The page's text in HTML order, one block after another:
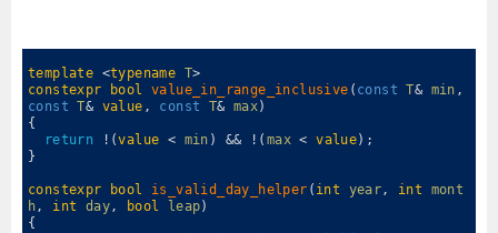
template <typename T>
constexpr
bool value_in_range_inclusive ( const T& min ,
const
T& value , const T& max)
{
return
! (value < min ) && ! ( max < value) ;
}
constexpr bool is_valid_day_helper ( int year, int
mont
h, int day, bool leap)
{